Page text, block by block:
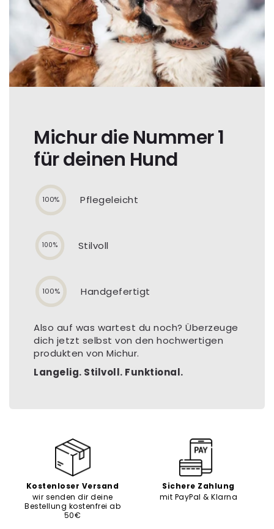
Michur die Nummer 1
für deinen Hund
100% Pflegeleicht
100% Stilvoll
100% Handgefertigt
Also auf was wartest du noch? Überzeuge
dich jetzt selbst von den hochwertigen
produkten von Michur.
Langelig. Stilvoll. Funktional.
Kostenloser Versand
wir senden dir deine
Bestellung kostenfrei ab
50€
Sichere Zahlung
mit PayPal & Klarna